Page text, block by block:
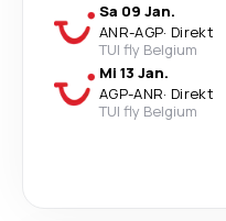
Sa 09 Jan.
ANR-AGP· Direkt
TUI fly Belgium
Mi 13 Jan.
AGP-ANR· Direkt
TUI fly Belgium